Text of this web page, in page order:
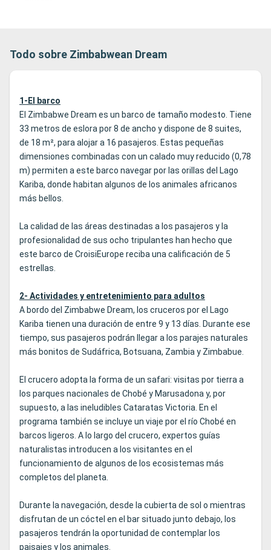
Todo sobre Zimbabwean Dream
1-El barco
El Zimbabwe Dream es un barco de tamaño modesto. Tiene
33 metros de eslora por 8 de ancho y dispone de 8 suites,
de 18 m², para alojar a 16 pasajeros. Estas pequeñas
dimensiones combinadas con un calado muy reducido (0,78
m) permiten a este barco navegar por las orillas del Lago
Kariba, donde habitan algunos de los animales africanos
más bellos.
La calidad de las áreas destinadas a los pasajeros y la
profesionalidad de sus ocho tripulantes han hecho que
este barco de CroisiEurope reciba una calificación de 5
estrellas.
2- Actividades y entretenimiento para adultos
A bordo del Zimbabwe Dream, los cruceros por el Lago
Kariba tienen una duración de entre 9 y 13 días. Durante ese
tiempo, sus pasajeros podrán llegar a los parajes naturales
más bonitos de Sudáfrica, Botsuana, Zambia y Zimbabue.
El crucero adopta la forma de un safari: visitas por tierra a
los parques nacionales de Chobé y Marusadona y, por
supuesto, a las ineludibles Cataratas Victoria. En el
programa también se incluye un viaje por el río Chobé en
barcos ligeros. A lo largo del crucero, expertos guías
naturalistas introducen a los visitantes en el
funcionamiento de algunos de los ecosistemas más
completos del planeta.
Durante la navegación, desde la cubierta de sol o mientras
disfrutan de un cóctel en el bar situado junto debajo, los
pasajeros tendrán la oportunidad de contemplar los
paisajes y los animales.